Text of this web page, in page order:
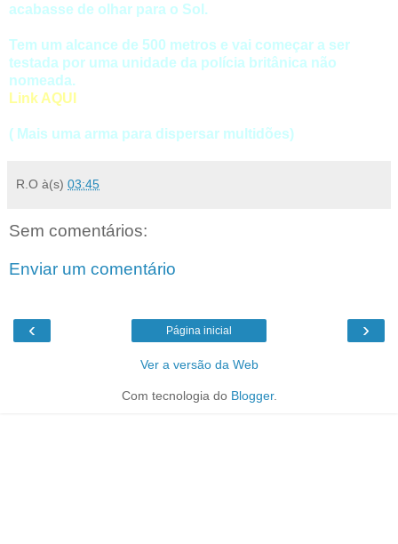
acabasse de olhar para o Sol.
Tem um alcance de 500 metros e vai começar a ser
testada por uma unidade da polícia britânica não
nomeada.
Link AQUI
( Mais uma arma para dispersar multidões)
R.O à(s) 03:45
Sem comentários:
Enviar um comentário
‹ ›
Página inicial
Ver a versão da Web
Com tecnologia do Blogger.